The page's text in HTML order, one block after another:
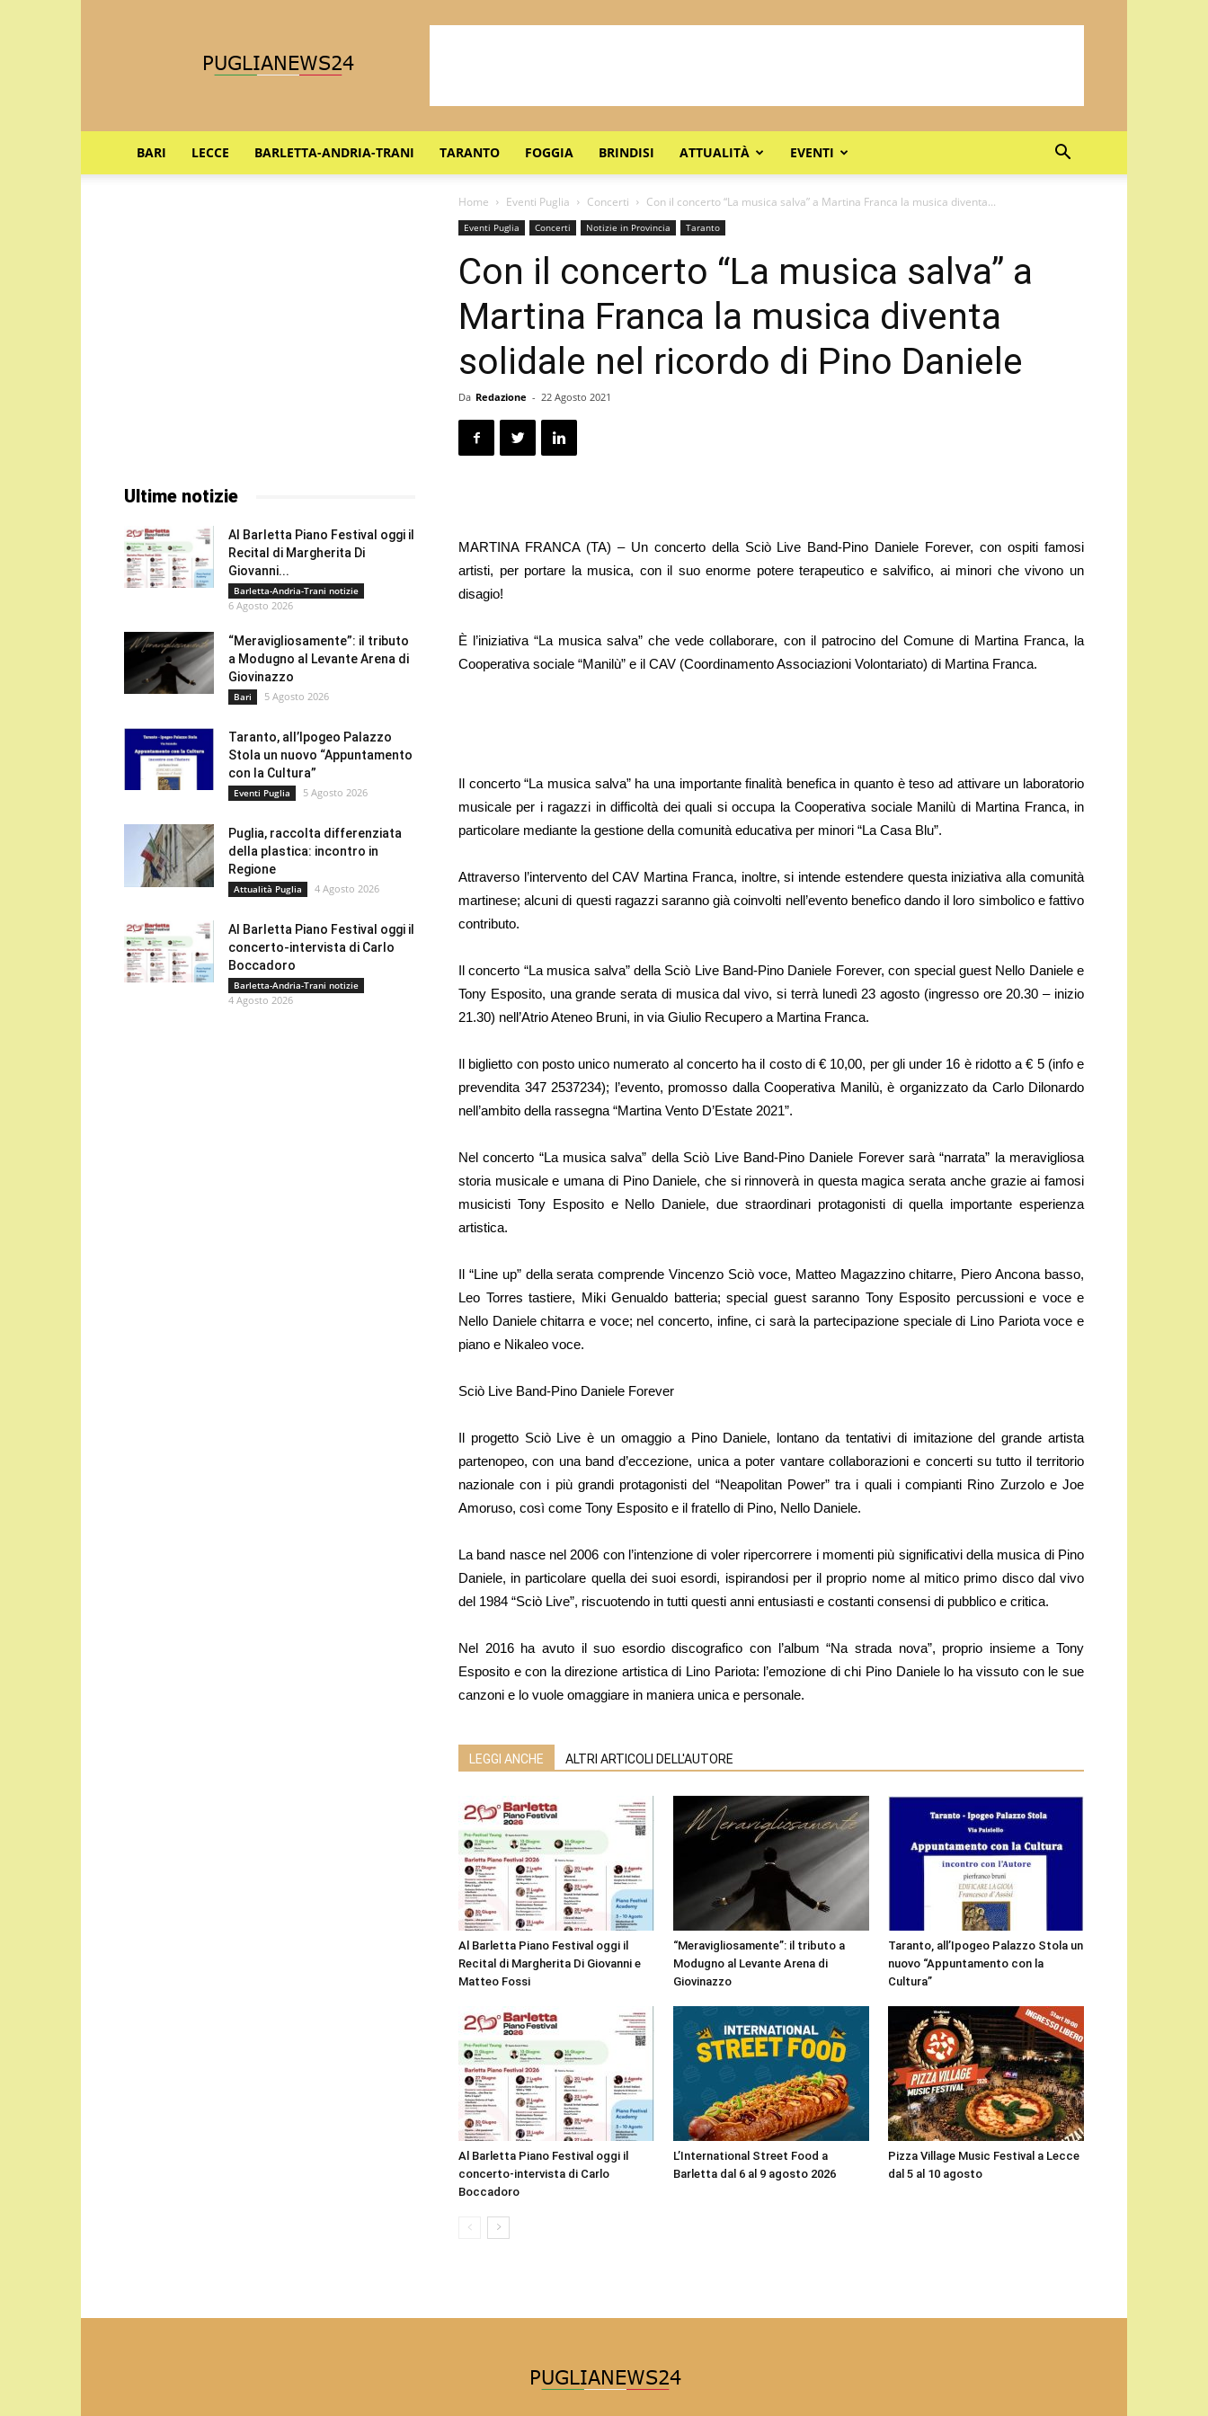
BARI LECCE BARLETTA-ANDRIA-TRANI TARANTO FOGGIA BRINDISI ATTUALITÀ EVENTI
Home Eventi Puglia Concerti Con il concerto “La musica salva” a Martina Franca la musica diventa...
Eventi Puglia Concerti Notizie in Provincia Taranto
Con il concerto “La musica salva” a
Martina Franca la musica diventa
solidale nel ricordo di Pino Daniele
Da Redazione - 22 Agosto 2021
MARTINA FRANCA (TA) – Un concerto della Sciò Live Band-Pino Daniele Forever, con ospiti famosi
artisti, per portare la musica, con il suo enorme potere terapeutico e salvifico, ai minori che vivono un
disagio!
È l’iniziativa “La musica salva” che vede collaborare, con il patrocino del Comune di Martina Franca, la
Cooperativa sociale “Manilù” e il CAV (Coordinamento Associazioni Volontariato) di Martina Franca.
Il concerto “La musica salva” ha una importante finalità benefica in quanto è teso ad attivare un laboratorio
musicale per i ragazzi in difficoltà dei quali si occupa la Cooperativa sociale Manilù di Martina Franca, in
particolare mediante la gestione della comunità educativa per minori “La Casa Blu”.
Attraverso l’intervento del CAV Martina Franca, inoltre, si intende estendere questa iniziativa alla comunità
martinese; alcuni di questi ragazzi saranno già coinvolti nell’evento benefico dando il loro simbolico e fattivo
contributo.
Il concerto “La musica salva” della Sciò Live Band-Pino Daniele Forever, con special guest Nello Daniele e
Tony Esposito, una grande serata di musica dal vivo, si terrà lunedì 23 agosto (ingresso ore 20.30 – inizio
21.30) nell’Atrio Ateneo Bruni, in via Giulio Recupero a Martina Franca.
Il biglietto con posto unico numerato al concerto ha il costo di € 10,00, per gli under 16 è ridotto a € 5 (info e
prevendita 347 2537234); l’evento, promosso dalla Cooperativa Manilù, è organizzato da Carlo Dilonardo
nell’ambito della rassegna “Martina Vento D’Estate 2021”.
Nel concerto “La musica salva” della Sciò Live Band-Pino Daniele Forever sarà “narrata” la meravigliosa
storia musicale e umana di Pino Daniele, che si rinnoverà in questa magica serata anche grazie ai famosi
musicisti Tony Esposito e Nello Daniele, due straordinari protagonisti di quella importante esperienza
artistica.
Il “Line up” della serata comprende Vincenzo Sciò voce, Matteo Magazzino chitarre, Piero Ancona basso,
Leo Torres tastiere, Miki Genualdo batteria; special guest saranno Tony Esposito percussioni e voce e
Nello Daniele chitarra e voce; nel concerto, infine, ci sarà la partecipazione speciale di Lino Pariota voce e
piano e Nikaleo voce.
Sciò Live Band-Pino Daniele Forever
Il progetto Sciò Live è un omaggio a Pino Daniele, lontano da tentativi di imitazione del grande artista
partenopeo, con una band d’eccezione, unica a poter vantare collaborazioni e concerti su tutto il territorio
nazionale con i più grandi protagonisti del “Neapolitan Power” tra i quali i compianti Rino Zurzolo e Joe
Amoruso, così come Tony Esposito e il fratello di Pino, Nello Daniele.
La band nasce nel 2006 con l’intenzione di voler ripercorrere i momenti più significativi della musica di Pino
Daniele, in particolare quella dei suoi esordi, ispirandosi per il proprio nome al mitico primo disco dal vivo
del 1984 “Sciò Live”, riscuotendo in tutti questi anni entusiasti e costanti consensi di pubblico e critica.
Nel 2016 ha avuto il suo esordio discografico con l’album “Na strada nova”, proprio insieme a Tony
Esposito e con la direzione artistica di Lino Pariota: l’emozione di chi Pino Daniele lo ha vissuto con le sue
canzoni e lo vuole omaggiare in maniera unica e personale.
LEGGI ANCHE ALTRI ARTICOLI DELL'AUTORE
Al Barletta Piano Festival oggi il
Recital di Margherita Di Giovanni e
Matteo Fossi
“Meravigliosamente”: il tributo a
Modugno al Levante Arena di
Giovinazzo
Taranto, all’Ipogeo Palazzo Stola un
nuovo “Appuntamento con la
Cultura”
Al Barletta Piano Festival oggi il
concerto-intervista di Carlo
Boccadoro
L’International Street Food a
Barletta dal 6 al 9 agosto 2026
Pizza Village Music Festival a Lecce
dal 5 al 10 agosto
Ultime notizie
Al Barletta Piano Festival oggi il
Recital di Margherita Di
Giovanni...
Barletta-Andria-Trani notizie
6 Agosto 2026
“Meravigliosamente”: il tributo
a Modugno al Levante Arena di
Giovinazzo
Bari 5 Agosto 2026
Taranto, all’Ipogeo Palazzo
Stola un nuovo “Appuntamento
con la Cultura”
Eventi Puglia 5 Agosto 2026
Puglia, raccolta differenziata
della plastica: incontro in
Regione
Attualità Puglia 4 Agosto 2026
Al Barletta Piano Festival oggi il
concerto-intervista di Carlo
Boccadoro
Barletta-Andria-Trani notizie
4 Agosto 2026